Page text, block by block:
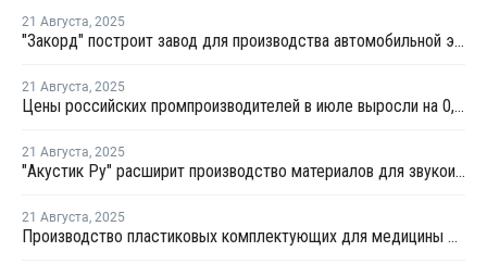
21 Августа, 2025
"Закорд" построит завод для производства автомобильной электроники
21 Августа, 2025
Цены российских промпроизводителей в июле выросли на 0,9%
21 Августа, 2025
"Акустик Ру" расширит производство материалов для звукоизоляции и акустики
21 Августа, 2025
Производство пластиковых комплектующих для медицины открыли в Тульской области